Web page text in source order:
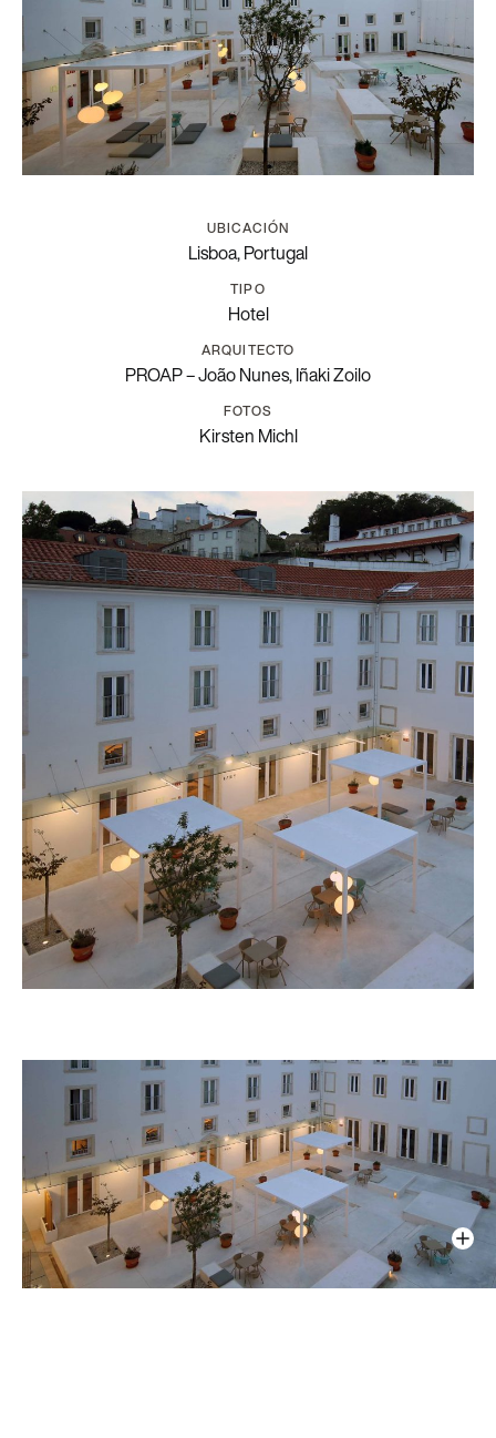
UBICACIÓN
Lisboa, Portugal
TIPO
Hotel
ARQUITECTO
PROAP – João Nunes, Iñaki Zoilo
FOTOS
Kirsten Michl